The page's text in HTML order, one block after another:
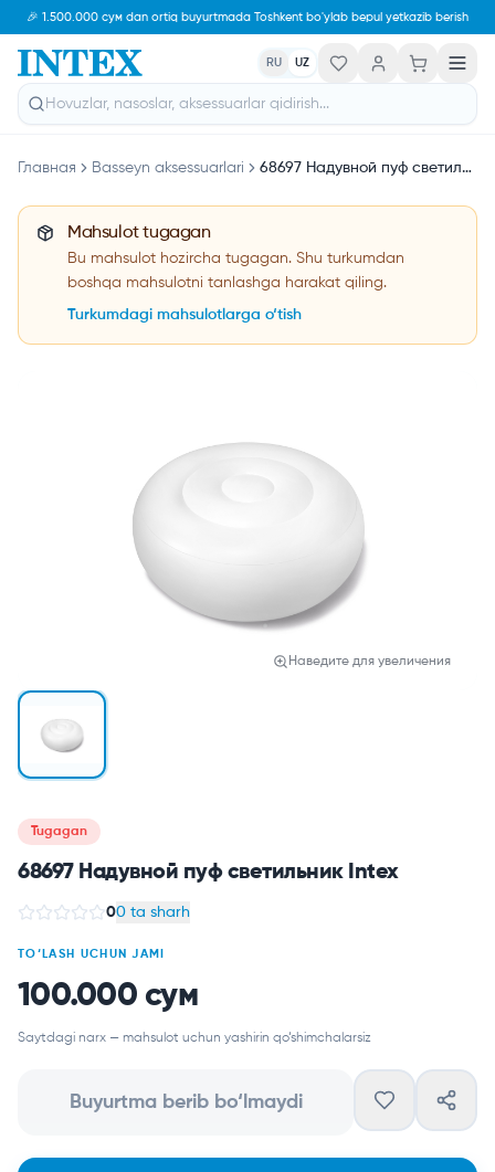
🎉 1.500.000 сум dan ortiq buyurtmada Toshkent bo'ylab bepul yetkazib berish
RU UZ
Главная Basseyn aksessuarlari 68697 Надувной пуф светильник Intex
Mahsulot tugagan
Bu mahsulot hozircha tugagan. Shu turkumdan
boshqa mahsulotni tanlashga harakat qiling.
Turkumdagi mahsulotlarga o‘tish
Наведите для увеличения
Tugagan
68697 Надувной пуф светильник Intex
00 ta sharh
TO‘LASH UCHUN JAMI
100.000 сум
Saytdagi narx — mahsulot uchun yashirin qo‘shimchalarsiz
Buyurtma berib bo‘lmaydi